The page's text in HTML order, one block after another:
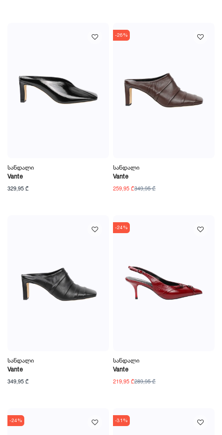
Სანდალი
Vante
329,95 ₾
-26%
Სანდალი
Vante
259,95 ₾349,95 ₾
Სანდალი
Vante
349,95 ₾
-24%
Სანდალი
Vante
219,95 ₾289,95 ₾
-24% -31%